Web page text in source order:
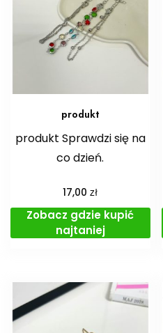
produkt
produkt Sprawdzi się na
co dzień.
17,00zł
Zobacz gdzie kupić
najtaniej